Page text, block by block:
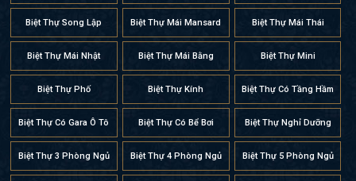
Biệt Thự Song Lập Biệt Thự Mái Mansard Biệt Thự Mái Thái
Biệt Thự Mái Nhật Biệt Thự Mái Bằng Biệt Thự Mini
Biệt Thự Phố Biệt Thự Kính Biệt Thự Có Tầng Hầm
Biệt Thự Có Gara Ô Tô Biệt Thự Có Bể Bơi Biệt Thự Nghỉ Dưỡng
Biệt Thự 3 Phòng Ngủ Biệt Thự 4 Phòng Ngủ Biệt Thự 5 Phòng Ngủ